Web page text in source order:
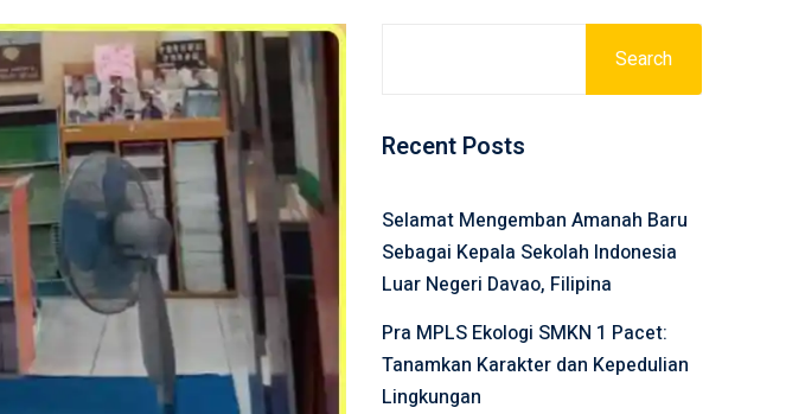
Search
Recent Posts
Selamat Mengemban Amanah Baru
Sebagai Kepala Sekolah Indonesia
Luar Negeri Davao, Filipina
Pra MPLS Ekologi SMKN 1 Pacet:
Tanamkan Karakter dan Kepedulian
Lingkungan